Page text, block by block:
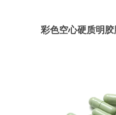
彩色空心硬质明